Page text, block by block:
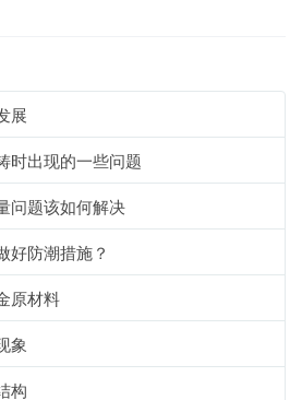
展
时出现的一些问题
问题该如何解决
好防潮措施？
原材料
象
构